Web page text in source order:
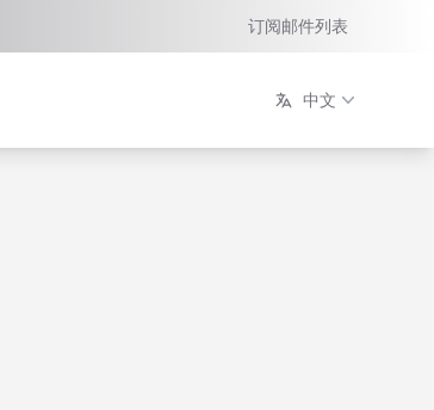
订阅邮件列表
中文